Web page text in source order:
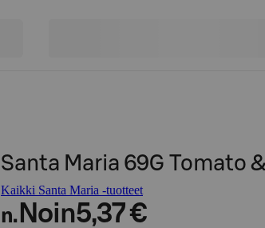
Santa Maria 69G Tomato
Kaikki Santa Maria -tuotteet
n. Noin5,37 €